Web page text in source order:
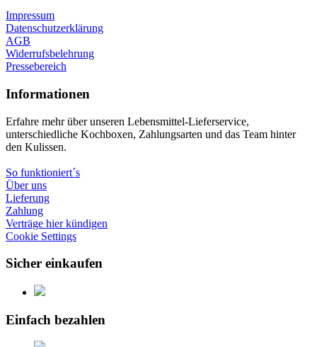
Impressum
Datenschutzerklärung
AGB
Widerrufsbelehrung
Pressebereich
Informationen
Erfahre mehr über unseren Lebensmittel-Lieferservice,
unterschiedliche Kochboxen, Zahlungsarten und das Team hinter
den Kulissen.
So funktioniert´s
Über uns
Lieferung
Zahlung
Verträge hier kündigen
Cookie Settings
Sicher einkaufen
Einfach bezahlen